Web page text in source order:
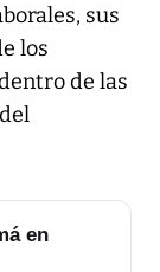
sus
los
de las
en